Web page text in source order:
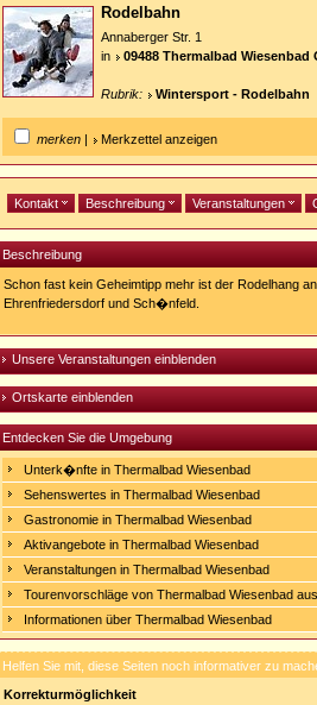
Rodelbahn
Annaberger Str. 1
in
09488 Thermalbad Wiesenbad
Rubrik: Wintersport - Rodelbahn
merken | Merkzettel anzeigen
Kontakt Beschreibung Veranstaltungen
Beschreibung
Schon fast kein Geheimtipp mehr ist der Rodelhang
Ehrenfriedersdorf und Sch�nfeld.
Unsere Veranstaltungen einblenden
Ortskarte einblenden
Entdecken Sie die Umgebung
Unterk�nfte in Thermalbad Wiesenbad
Sehenswertes in Thermalbad Wiesenbad
Gastronomie in Thermalbad Wiesenbad
Aktivangebote in Thermalbad Wiesenbad
Veranstaltungen in Thermalbad Wiesenbad
Tourenvorschläge von Thermalbad Wiesenbad aus
Informationen über Thermalbad Wiesenbad
Helfen Sie mit, diese Seiten noch informativer zu
Korrekturmöglichkeit